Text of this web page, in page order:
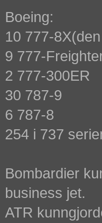
Boeing:
10 777-
9 777-
2 777-300ER
30 787-9
6 787-8
254 i 737
Bombardier
business jet.
ATR